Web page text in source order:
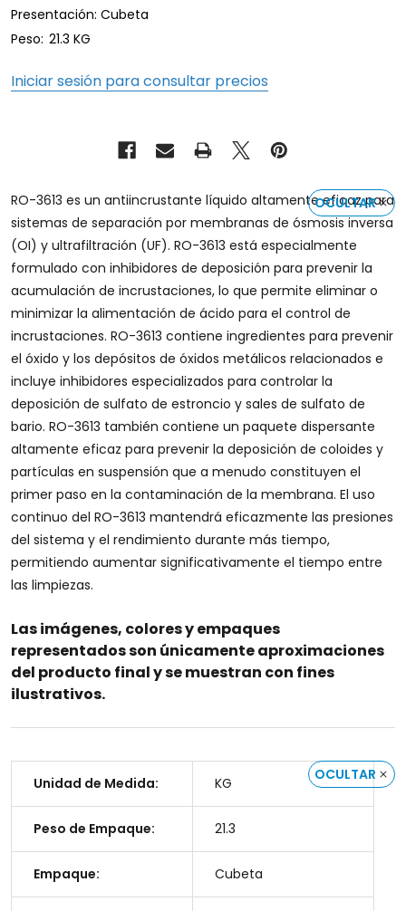
Presentación: Cubeta
Peso: 21.3 KG
Iniciar sesión para consultar precios
OCULTAR
RO-3613 es un antiincrustante líquido altamente eficaz para
sistemas de separación por membranas de ósmosis inversa
(OI) y ultrafiltración (UF). RO-3613 está especialmente
formulado con inhibidores de deposición para prevenir la
acumulación de incrustaciones, lo que permite eliminar o
minimizar la alimentación de ácido para el control de
incrustaciones. RO-3613 contiene ingredientes para prevenir
el óxido y los depósitos de óxidos metálicos relacionados e
incluye inhibidores especializados para controlar la
deposición de sulfato de estroncio y sales de sulfato de
bario. RO-3613 también contiene un paquete dispersante
altamente eficaz para prevenir la deposición de coloides y
partículas en suspensión que a menudo constituyen el
primer paso en la contaminación de la membrana. El uso
continuo del RO-3613 mantendrá eficazmente las presiones
del sistema y el rendimiento durante más tiempo,
permitiendo aumentar significativamente el tiempo entre
las limpiezas.
Las imágenes, colores y empaques
representados son únicamente aproximaciones
del producto final y se muestran con fines
ilustrativos.
OCULTAR
Unidad de Medida: KG
Peso de Empaque: 21.3
Empaque: Cubeta